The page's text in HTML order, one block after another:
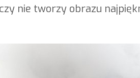
nie tworzy obrazu